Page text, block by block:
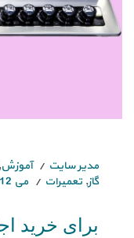
مدیر سایت آموزش
گاز, تعمیرات می 12, 2018
برای خرید